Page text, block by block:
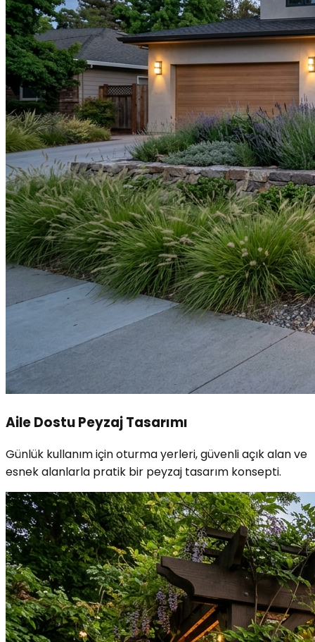
Aile Dostu Peyzaj Tasarımı
Günlük kullanım için oturma yerleri, güvenli açık alan ve
esnek alanlarla pratik bir peyzaj tasarım konsepti.